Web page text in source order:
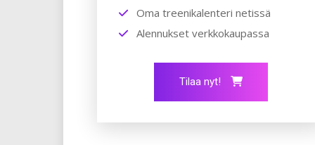
Oma treenikalenteri netissä
Alennukset verkkokaupassa
Tilaa nyt!